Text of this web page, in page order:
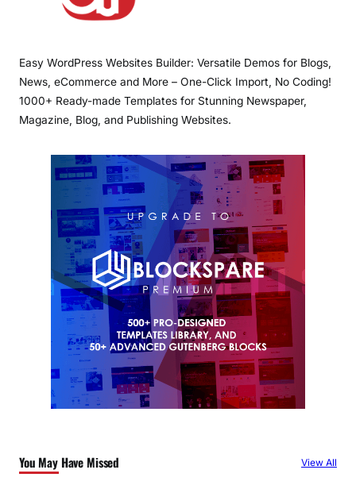
Easy WordPress Websites Builder: Versatile Demos for Blogs,
News, eCommerce and More – One-Click Import, No Coding!
1000+ Ready-made Templates for Stunning Newspaper,
Magazine, Blog, and Publishing Websites.
You May Have Missed View All